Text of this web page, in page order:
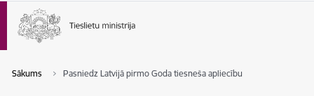
Sākums Pasniedz Latvijā pirmo Goda tiesneša apliecību